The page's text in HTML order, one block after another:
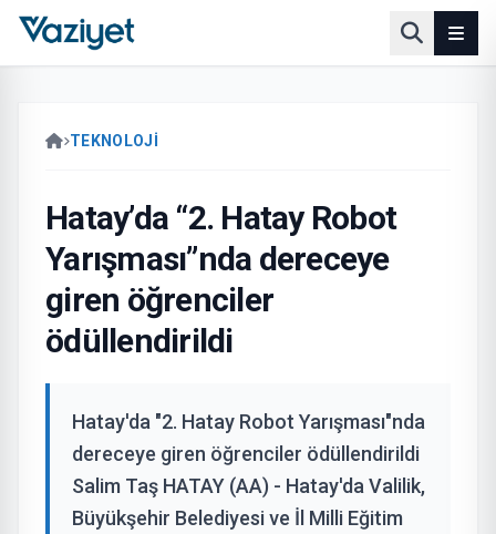
TEKNOLOJİ
Hatay’da “2. Hatay Robot
Yarışması”nda dereceye
giren öğrenciler
ödüllendirildi
Hatay'da "2. Hatay Robot Yarışması"nda
dereceye giren öğrenciler ödüllendirildi
Salim Taş HATAY (AA) - Hatay'da Valilik,
Büyükşehir Belediyesi ve İl Milli Eğitim